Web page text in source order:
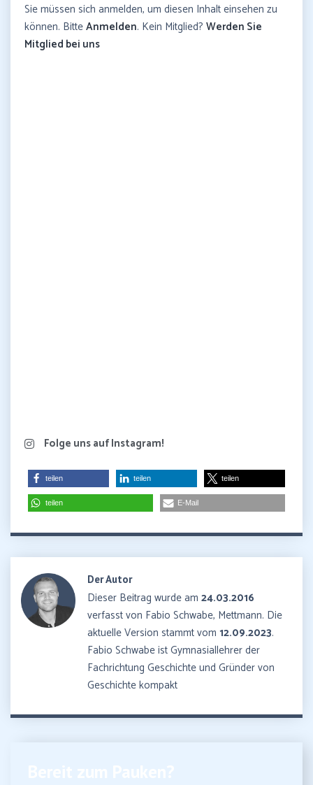
Sie müssen sich anmelden, um diesen Inhalt einsehen zu
können. BitteAnmelden. Kein Mitglied? Werden Sie
Mitglied bei uns
Folge uns auf Instagram!
teilen teilen teilen
teilen E-Mail
Der Autor
Dieser Beitrag wurde am 24.03.2016
verfasst von Fabio Schwabe, Mettmann. Die
aktuelle Version stammt vom 12.09.2023.
Fabio Schwabe ist Gymnasiallehrer der
Fachrichtung Geschichte und Gründer von
Geschichte kompakt